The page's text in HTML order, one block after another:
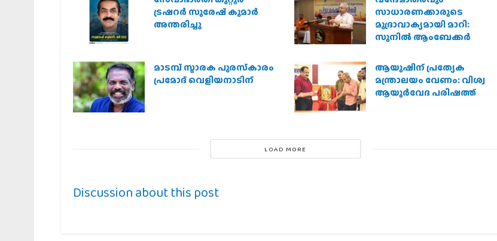
ട്രഷറർ സുരേഷ് കുമാർ
അന്തരിച്ചു
സാധാരണക്കാരുടെ
മുദ്രാവാക്യമായി മാറി:
സുനിൽ ആംബേക്കർ
മാടമ്പ് സ്മാരക പുരസ്‌കാരം
പ്രമോദ് വെളിയനാടിന്
ആയുഷിന് പ്രത്യേക
മന്ത്രാലയം വേണം: വിശ്വ
ആയുര്‍വേദ പരിഷത്ത്
LOAD MORE
Discussion about this post